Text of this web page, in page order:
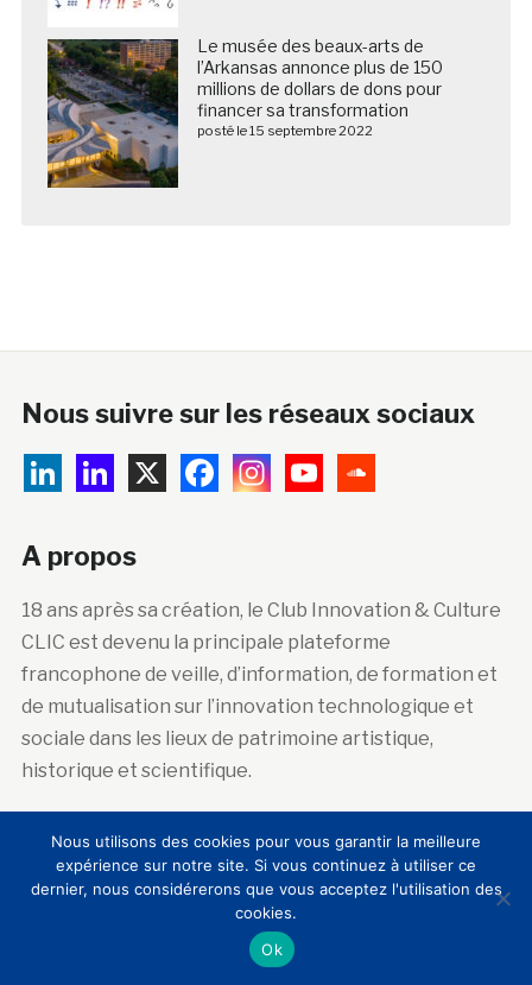
Le musée des beaux-arts de
l’Arkansas annonce plus de 150
millions de dollars de dons pour
financer sa transformation
posté le 15 septembre 2022
Nous suivre sur les réseaux sociaux
A propos
18 ans après sa création, le Club Innovation & Culture
CLIC est devenu la principale plateforme
francophone de veille, d’information, de formation et
de mutualisation sur l’innovation technologique et
sociale dans les lieux de patrimoine artistique,
historique et scientifique.
Abonnez-vous à la newsletter
Nous utilisons des cookies pour vous garantir la meilleure
expérience sur notre site. Si vous continuez à utiliser ce
dernier, nous considérerons que vous acceptez l'utilisation des
cookies.
Ok